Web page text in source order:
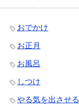
おでかけ
お正月
お風呂
しつけ
やる気を出させ